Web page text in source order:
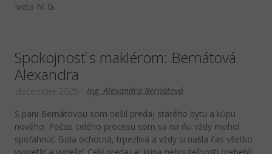
Iveta N. G.
Spokojnosť s maklérom: Bernátová
Alexandra
Ing. Alexandra Bernátová
december 2025
S pani Bernátovou som riešil predaj starého bytu a kúpu
nového. Počas celého procesu som sa na ňu vždy mohol
spoľahnúť. Bola ochotná, trpezlivá a vždy si našla čas všetko